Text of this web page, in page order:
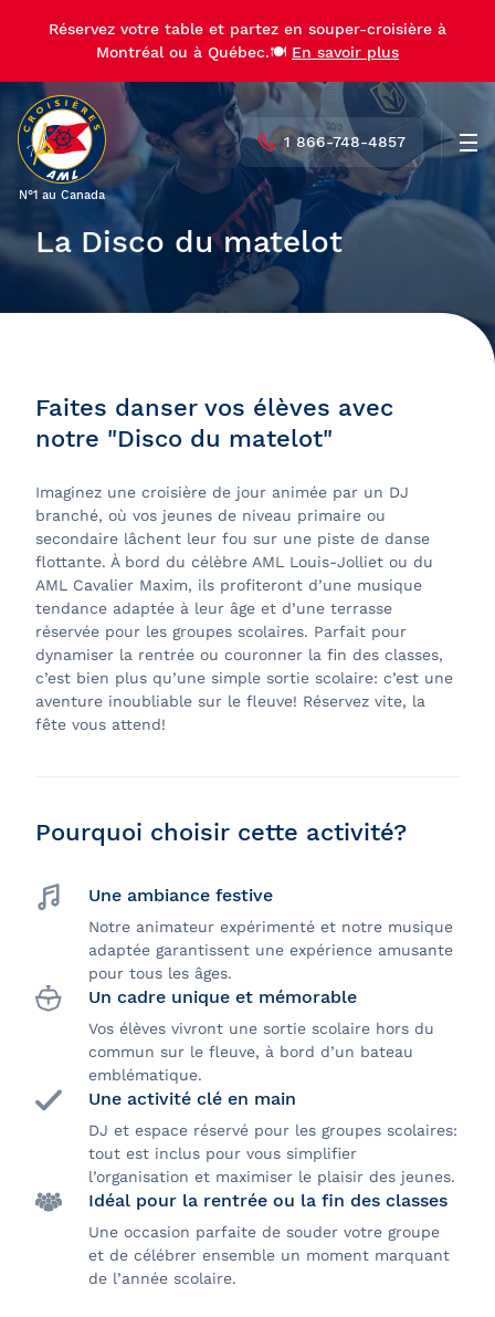
Réservez votre table et partez en souper-croisière à
Montréal ou à Québec.🍽️ En savoir plus
N°1 au Canada
1 866-748-4857
La Disco du matelot
Faites danser vos élèves avec
notre "Disco du matelot"
Imaginez une croisière de jour animée par un DJ
branché, où vos jeunes de niveau primaire ou
secondaire lâchent leur fou sur une piste de danse
flottante. À bord du célèbre AML Louis-Jolliet ou du
AML Cavalier Maxim, ils profiteront d’une musique
tendance adaptée à leur âge et d’une terrasse
réservée pour les groupes scolaires. Parfait pour
dynamiser la rentrée ou couronner la fin des classes,
c’est bien plus qu’une simple sortie scolaire: c’est une
aventure inoubliable sur le fleuve! Réservez vite, la
fête vous attend!
Pourquoi choisir cette activité?
Une ambiance festive
Notre animateur expérimenté et notre musique
adaptée garantissent une expérience amusante
pour tous les âges.
Un cadre unique et mémorable
Vos élèves vivront une sortie scolaire hors du
commun sur le fleuve, à bord d’un bateau
emblématique.
Une activité clé en main
DJ et espace réservé pour les groupes scolaires:
tout est inclus pour vous simplifier
l’organisation et maximiser le plaisir des jeunes.
Idéal pour la rentrée ou la fin des classes
Une occasion parfaite de souder votre groupe
et de célébrer ensemble un moment marquant
de l’année scolaire.